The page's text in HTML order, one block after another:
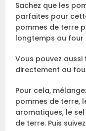
Sachez que les
parfaites pour
pommes de terre
longtemps au four
Vous pouvez
directement au
Pour cela,
pommes de terre,
aromatiques, le
de terre. Puis